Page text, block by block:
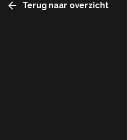
Terug naar overzicht